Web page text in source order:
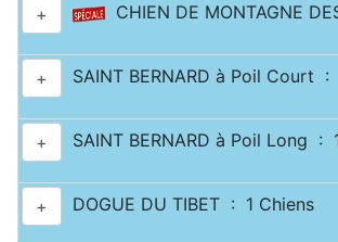
+ CHIEN DE MONTAGNE
+ SAINT BERNARD à Poil Court :
+ SAINT BERNARD à Poil Long :
+ DOGUE DU TIBET : 1 Chiens